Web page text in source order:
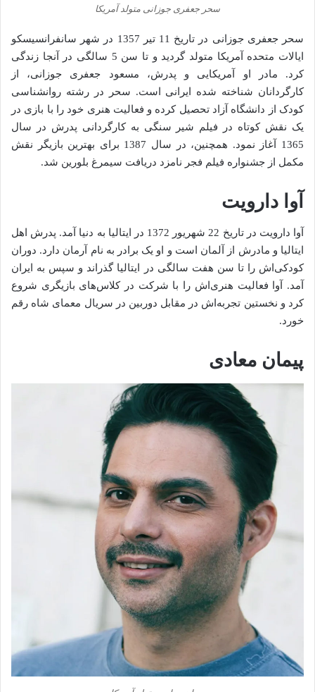
سحر جعفری جوزانی متولد آمریکا
سحر جعفری جوزانی در تاریخ 11 تیر 1357 در شهر سانفرانسیسکو
ایالات متحده آمریکا متولد گردید و تا سن 5 سالگی در آنجا زندگی
کرد. مادر او آمریکایی و پدرش، مسعود جعفری جوزانی، از
کارگردانان شناخته ‌شده ایرانی است. سحر در رشته روانشناسی
کودک از دانشگاه آزاد تحصیل کرده و فعالیت هنری خود را با بازی در
یک نقش کوتاه در فیلم شیر سنگی به کارگردانی پدرش در سال
1365 آغاز نمود. همچنین، در سال 1387 برای بهترین بازیگر نقش
مکمل از جشنواره فیلم فجر نامزد دریافت سیمرغ بلورین شد.
آوا دارویت
آوا دارویت در تاریخ 22 شهریور 1372 در ایتالیا به دنیا آمد. پدرش اهل
ایتالیا و مادرش از آلمان است و او یک برادر به نام آرمان دارد. دوران
کودکی‌اش را تا سن هفت سالگی در ایتالیا گذراند و سپس به ایران
آمد. آوا فعالیت هنری‌اش را با شرکت در کلاس‌های بازیگری شروع
کرد و نخستین تجربه‌اش در مقابل دوربین در سریال معمای شاه رقم
خورد.
پیمان معادی